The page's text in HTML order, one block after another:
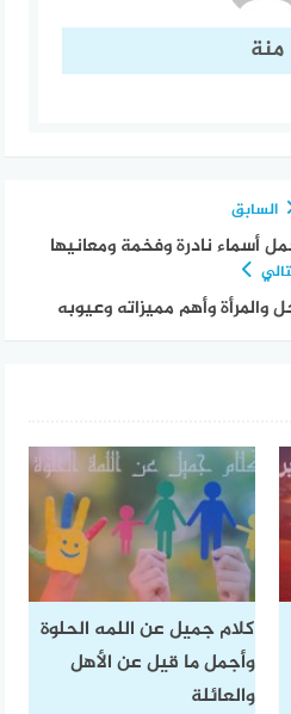
منة
السابق
أسماء نادرة وفخمة ومعانيها
والمرأة وأهم مميزاته وعيوبه
كلام جميل عن اللمه الحلوة
وأجمل ما قيل عن الأهل
والعائلة